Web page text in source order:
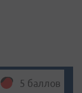
5 баллов